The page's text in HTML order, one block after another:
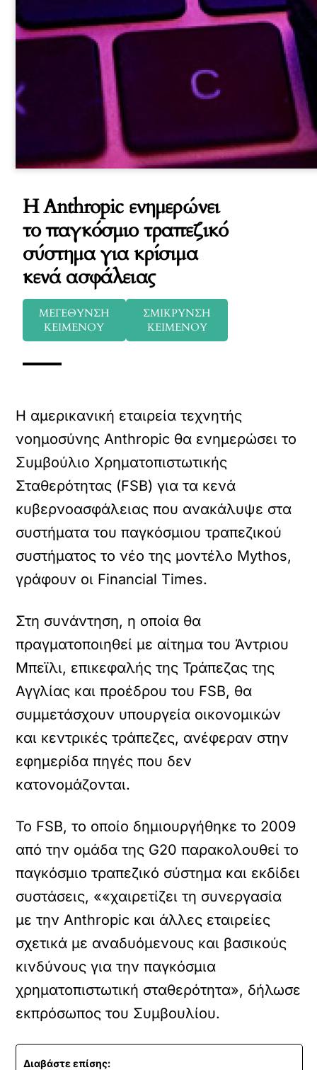
H Anthropic ενημερώνει
το παγκόσμιο τραπεζικό
σύστημα για κρίσιμα
κενά ασφάλειας
ΜΕΓΕΘΥΝΣΗ
ΚΕΙΜΕΝΟΥ
ΣΜΙΚΡΥΝΣΗ
ΚΕΙΜΕΝΟΥ
Η αμερικανική εταιρεία τεχνητής
νοημοσύνης Anthropic θα ενημερώσει το
Συμβούλιο Χρηματοπιστωτικής
Σταθερότητας (FSB) για τα κενά
κυβερνοασφάλειας που ανακάλυψε στα
συστήματα του παγκόσμιου τραπεζικού
συστήματος το νέο της μοντέλο Mythos,
γράφουν οι Financial Times.
Στη συνάντηση, η οποία θα
πραγματοποιηθεί με αίτημα του Άντριου
Μπεϊλι, επικεφαλής της Τράπεζας της
Αγγλίας και προέδρου του FSB, θα
συμμετάσχουν υπουργεία οικονομικών
και κεντρικές τράπεζες, ανέφεραν στην
εφημερίδα πηγές που δεν
κατονομάζονται.
Το FSB, το οποίο δημιουργήθηκε το 2009
από την ομάδα της G20 παρακολουθεί το
παγκόσμιο τραπεζικό σύστημα και εκδίδει
συστάσεις, ««χαιρετίζει τη συνεργασία
με την Anthropic και άλλες εταιρείες
σχετικά με αναδυόμενους και βασικούς
κινδύνους για την παγκόσμια
χρηματοπιστωτική σταθερότητα», δήλωσε
εκπρόσωπος του Συμβουλίου.
Διαβάστε επίσης: